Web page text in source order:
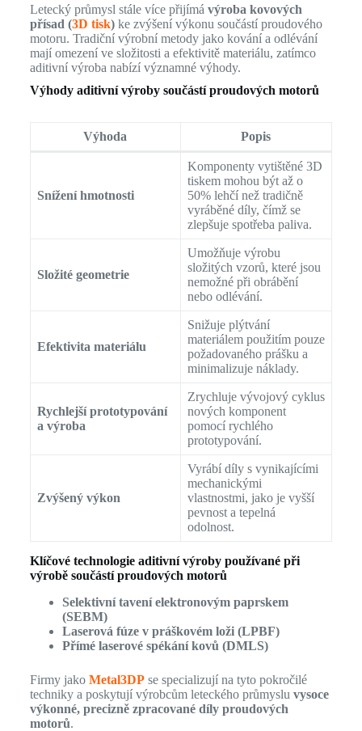
Letecký průmysl stále více přijímá výroba kovových
přísad (3D tisk)ke zvýšení výkonu součástí proudového
motoru. Tradiční výrobní metody jako kování a odlévání
mají omezení ve složitosti a efektivitě materiálu, zatímco
aditivní výroba nabízí významné výhody.
Výhody aditivní výroby součástí proudových motorů
Výhoda Popis
Snížení hmotnosti
Komponenty vytištěné 3D
tiskem mohou být až o
50% lehčí než tradičně
vyráběné díly, čímž se
zlepšuje spotřeba paliva.
Složité geometrie
Umožňuje výrobu
složitých vzorů, které jsou
nemožné při obrábění
nebo odlévání.
Efektivita materiálu
Snižuje plýtvání
materiálem použitím pouze
požadovaného prášku a
minimalizuje náklady.
Rychlejší prototypování
a výroba
Zrychluje vývojový cyklus
nových komponent
pomocí rychlého
prototypování.
Zvýšený výkon
Vyrábí díly s vynikajícími
mechanickými
vlastnostmi, jako je vyšší
pevnost a tepelná
odolnost.
Klíčové technologie aditivní výroby používané při
výrobě součástí proudových motorů
Selektivní tavení elektronovým paprskem
(SEBM)
Laserová fúze v práškovém loži (LPBF)
Přímé laserové spékání kovů (DMLS)
Firmy jako Metal3DPse specializují na tyto pokročilé
techniky a poskytují výrobcům leteckého průmyslu vysoce
výkonné, precizně zpracované díly proudových
motorů.